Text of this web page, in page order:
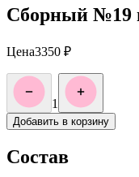
Сборный №19
Цена3350 ₽
1
Добавить в корзину
Состав